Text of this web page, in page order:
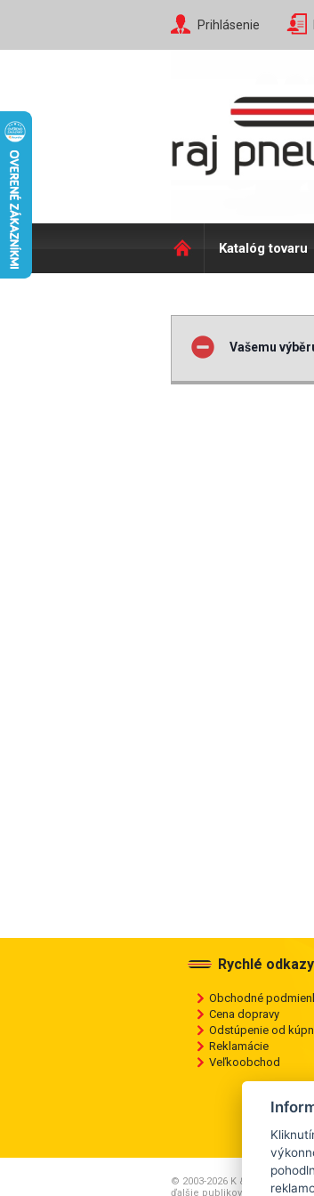
Prihlásenie
Katalóg tovaru
Vašemu
Rychlé odkazy
Obchodné
Cena dopravy
Odstúpenie od
Reklamácie
Veľkoobchod
© 2003-2026 K & K PNEU
ďalšie publikovanie alebo